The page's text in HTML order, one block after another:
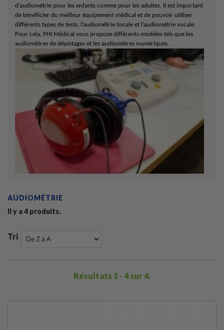
d’audiométrie pour les enfants comme pour les adultes. Il est important
de bénéficier du meilleur équipement médical et de pouvoir utiliser
différents types de tests, l’audiométrie tonale et l’audiométrie vocale.
Pour cela, PHI Médical vous propose différents modèles tels que les
audiomètres de dépistages et les audiomètres numériques.
AUDIOMÉTRIE
Il y a 4 produits.
Tri
Résultats 1 - 4 sur 4.